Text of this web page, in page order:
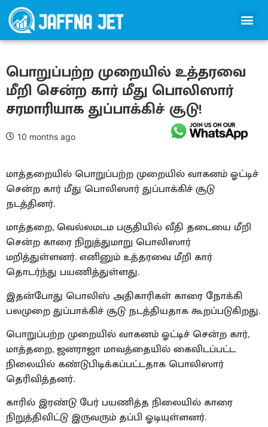
பொறுப்பற்ற முறையில் உத்தரவை
மீறி சென்ற கார் மீது பொலிஸார்
சரமாரியாக துப்பாக்கிச் சூடு!
10 months ago
மாத்தறையில் பொறுப்பற்ற முறையில் வாகனம் ஓட்டிச்
சென்ற கார் மீது பொலிஸார் துப்பாக்கிச் சூடு
நடத்தினர்.
மாத்தறை, வெல்லமடம பகுதியில் வீதி தடையை மீறி
சென்ற காரை நிறுத்துமாறு பொலிஸார்
மறித்துள்ளனர். எனினும் உத்தரவை மீறி கார்
தொடர்ந்து பயணித்துள்ளது.
இதன்போது ​​பொலிஸ் அதிகாரிகள் காரை நோக்கி
பலமுறை துப்பாக்கிச் சூடு நடத்தியதாக கூறப்படுகிறது.
பொறுப்பற்ற முறையில் வாகனம் ஓட்டிச் சென்ற கார்,
மாத்தறை, ஜனராஜா மாவத்தையில் கைவிடப்பட்ட
நிலையில் கண்டுபிடிக்கப்பட்டதாக பொலிஸார்
தெரிவித்தனர்.
காரில் இரண்டு பேர் பயணித்த நிலையில் காரை
நிறுத்திவிட்டு இருவரும் தப்பி ஓடியுள்ளனர்.